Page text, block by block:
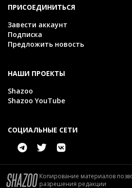
ПРИСОЕДИНИТЬСЯ
Завести аккаунт
Подписка
Предложить новость
НАШИ ПРОЕКТЫ
Shazoo
Shazoo YouTube
СОЦИАЛЬНЫЕ СЕТИ
Копирование материалов
разрешения редакции